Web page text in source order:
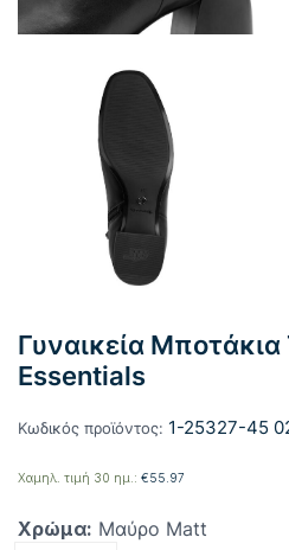
Γυναικεία
Essentials
Κωδικός προϊόντος: 1-25327-45
Χαμηλ. τιμή 30 ημ.: €55.97
Χρώμα: Μαύρο Matt